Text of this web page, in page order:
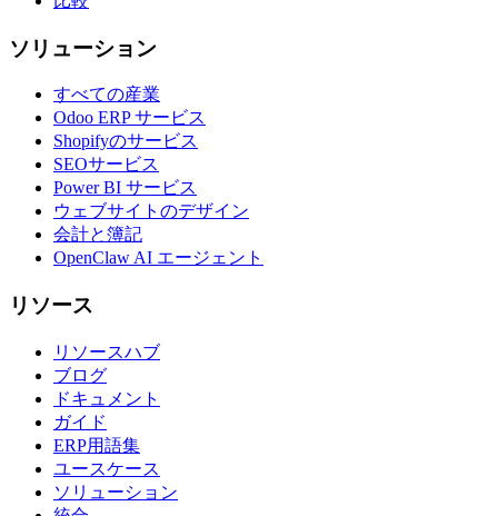
ソリューション
すべての産業
Odoo ERP サービス
Shopifyのサービス
SEOサービス
Power BI サービス
ウェブサイトのデザイン
会計と簿記
OpenClaw AI エージェント
リソース
リソースハブ
ブログ
ドキュメント
ガイド
ERP用語集
ユースケース
ソリューション